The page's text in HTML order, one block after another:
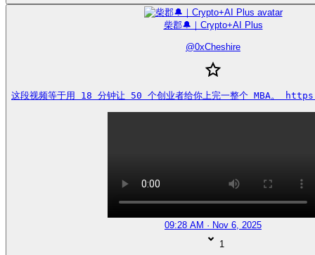
柴郡🔔｜Crypto+AI Plus
@0xCheshire
这段视频等于用 18 分钟让 50 个创业者给你上完一整个 MBA。
09:28 AM · Nov 6, 2025
1